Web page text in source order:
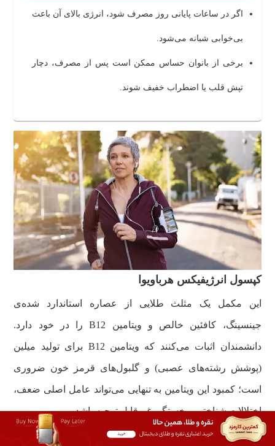
اگر در ساعات پایانی روز مصرف شود، انرژی بالای آن باعث
بی‌خوابی شبانه می‌شود.
برخی از بانوان حساس ممکن است پس از مصرف، دچار
تپش قلب یا اضطراب خفیف شوند.
کپسول انرژیفیکس هرباویوا
این مکمل یک مثلث طلایی از عصاره استاندارد شده‌ی
جینسینگ، کافئین خالص و ویتامین B12 را در خود دارد.
دانشمندان اثبات می‌کنند که ویتامین B12 برای تولید میلین
(پوشش رشته‌های عصبی) و گلبول‌های قرمز خون ضروری
است؛ کمبود این ویتامین به تنهایی می‌تواند عامل اصلی ضعف،
اختلالات شناختی و خستگی غیرقابل توجیه باشد.